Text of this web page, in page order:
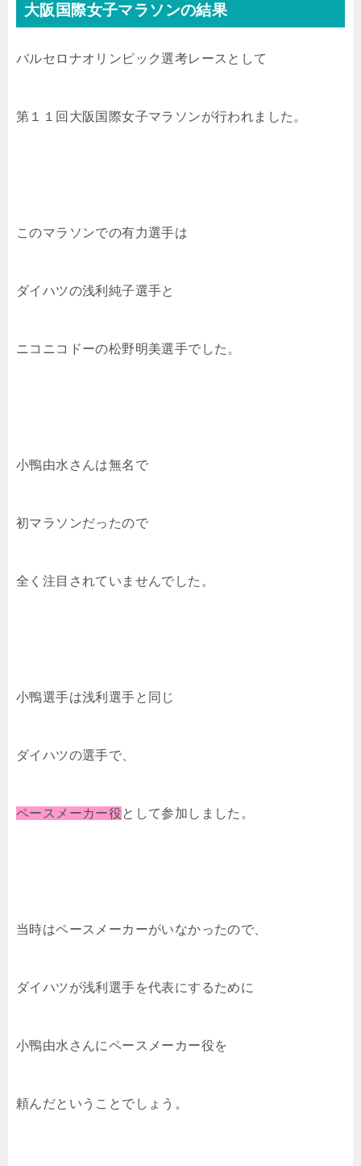
大阪国際女子マラソンの結果
バルセロナオリンピック選考レースとして
第１１回大阪国際女子マラソンが行われました。
このマラソンでの有力選手は
ダイハツの浅利純子選手と
ニコニコドーの松野明美選手でした。
小鴨由水さんは無名で
初マラソンだったので
全く注目されていませんでした。
小鴨選手は浅利選手と同じ
ダイハツの選手で、
ペースメーカー役として参加しました。
当時はペースメーカーがいなかったので、
ダイハツが浅利選手を代表にするために
小鴨由水さんにペースメーカー役を
頼んだということでしょう。